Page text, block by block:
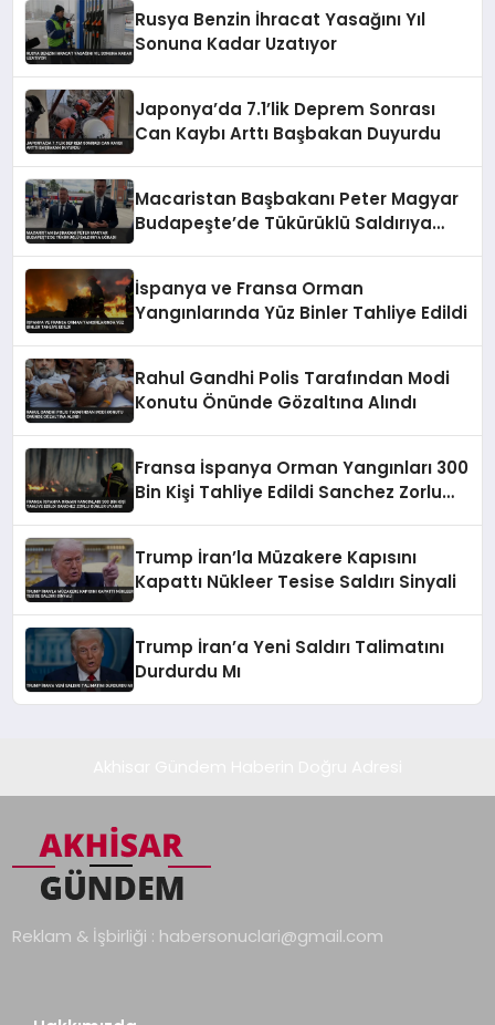
Rusya Benzin İhracat Yasağını Yıl
Sonuna Kadar Uzatıyor
Japonya’da 7.1’lik Deprem Sonrası
Can Kaybı Arttı Başbakan Duyurdu
Macaristan Başbakanı Peter Magyar
Budapeşte’de Tükürüklü Saldırıya
İspanya ve Fransa Orman
Yangınlarında Yüz Binler Tahliye Edildi
Rahul Gandhi Polis Tarafından Modi
Konutu Önünde Gözaltına Alındı
Fransa İspanya Orman Yangınları 300
Bin Kişi Tahliye Edildi Sanchez Zorlu
Trump İran’la Müzakere Kapısını
Kapattı Nükleer Tesise Saldırı Sinyali
Trump İran’a Yeni Saldırı Talimatını
Durdurdu Mı
Reklam & İşbirliği : habersonuclari@gmail.com